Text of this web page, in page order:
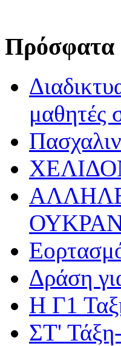
Πρόσφατα
μαθητές
Δράση
Η Γ1
ΣΤ'